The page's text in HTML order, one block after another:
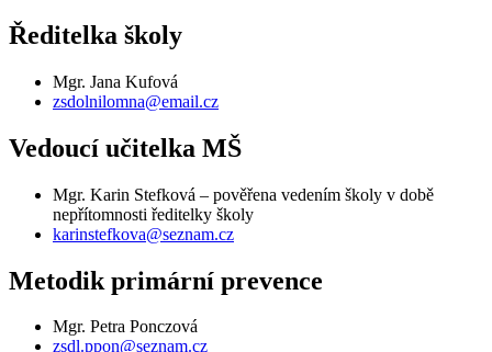
Ředitelka školy
Mgr. Jana Kufová
zsdolnilomna@email.cz
Vedoucí učitelka MŠ
Mgr. Karin Stefková – pověřena vedením školy v době
nepřítomnosti ředitelky školy
karinstefkova@seznam.cz
Metodik primární prevence
Mgr. Petra Ponczová
zsdl.ppon@seznam.cz